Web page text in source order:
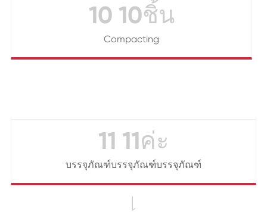
10 10ชิ้น
Compacting
11 11ค่ะ
บรรจุภัณฑ์บรรจุภัณฑ์บรรจุภัณฑ์
